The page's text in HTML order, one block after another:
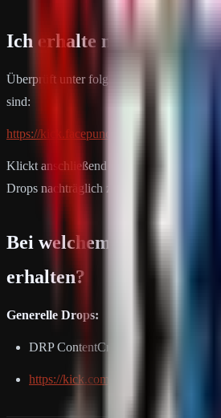
Ich erhalte meine Drops
Überprüft unter folgendem Link, ob eure
sind:
https://kick.facepunch.com/connect
Klickt anschließend auf „Check for
Drops nachträglich zu erhalten.
Bei welchem Streamer
erhalten?
Generelle Drops:
DRP ContentCreator (sofern live)
https://kick.com/deutscherritterplatz